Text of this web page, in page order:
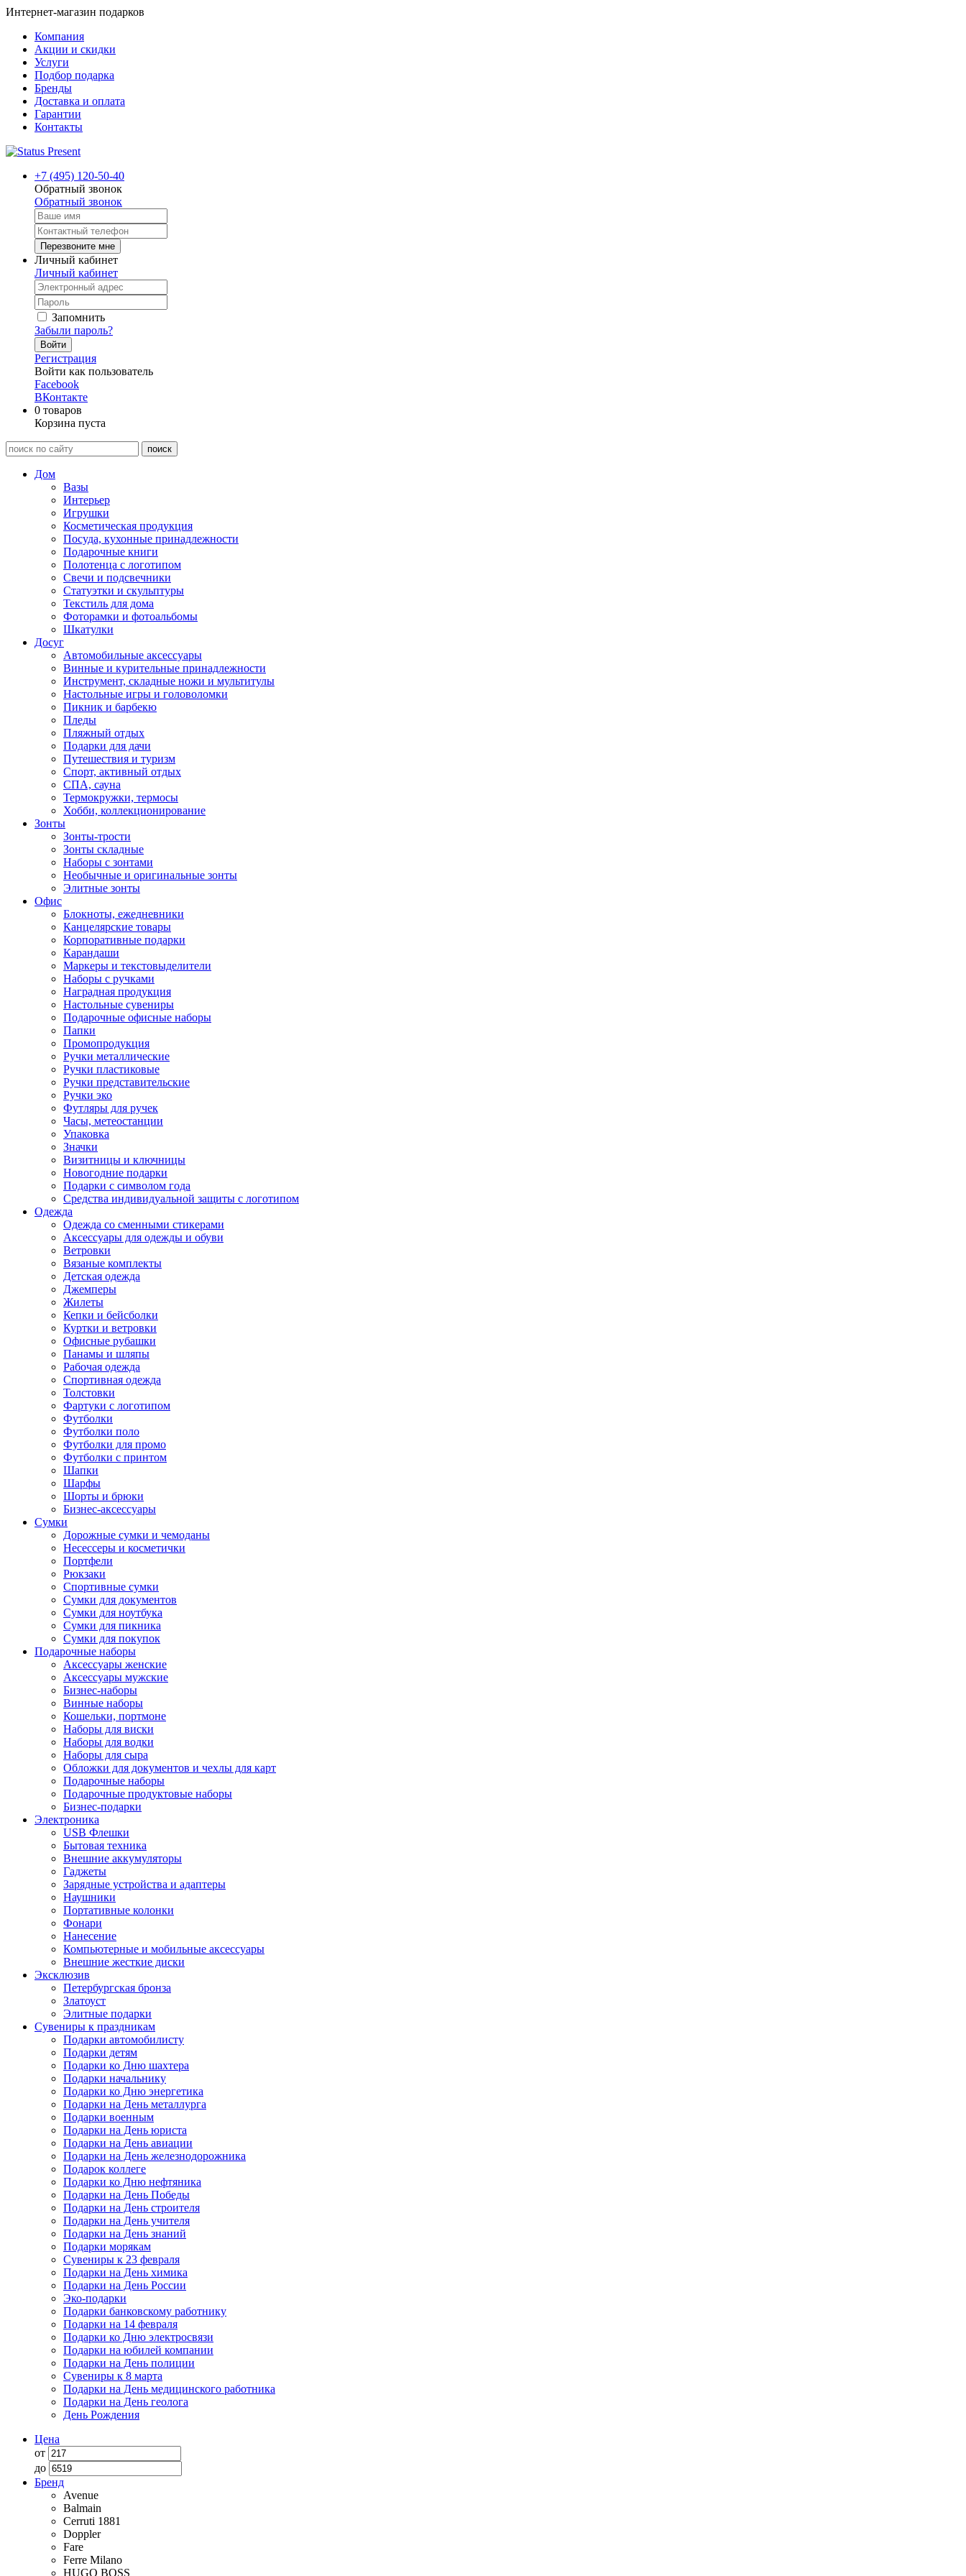
Интернет-магазин подарков
Компания
Акции и скидки
Услуги
Подбор подарка
Бренды
Доставка и оплата
Гарантии
Контакты
+7 (495) 120-50-40
Обратный звонок
Обратный звонок
Перезвоните мне
Личный кабинет
Личный кабинет
Запомнить
Забыли пароль?
Войти
Регистрация
Войти как пользователь
Facebook
ВКонтакте
0 товаров
Корзина пуста
Дом
Вазы
Интерьер
Игрушки
Косметическая продукция
Посуда, кухонные принадлежности
Подарочные книги
Полотенца с логотипом
Свечи и подсвечники
Статуэтки и скульптуры
Текстиль для дома
Фоторамки и фотоальбомы
Шкатулки
Досуг
Автомобильные аксессуары
Винные и курительные принадлежности
Инструмент, складные ножи и мультитулы
Настольные игры и головоломки
Пикник и барбекю
Пледы
Пляжный отдых
Подарки для дачи
Путешествия и туризм
Спорт, активный отдых
СПА, сауна
Термокружки, термосы
Хобби, коллекционирование
Зонты
Зонты-трости
Зонты складные
Наборы с зонтами
Необычные и оригинальные зонты
Элитные зонты
Офис
Блокноты, ежедневники
Канцелярские товары
Корпоративные подарки
Карандаши
Маркеры и текстовыделители
Наборы с ручками
Наградная продукция
Настольные сувениры
Подарочные офисные наборы
Папки
Промопродукция
Ручки металлические
Ручки пластиковые
Ручки представительские
Ручки эко
Футляры для ручек
Часы, метеостанции
Упаковка
Значки
Визитницы и ключницы
Новогодние подарки
Подарки с символом года
Средства индивидуальной защиты с логотипом
Одежда
Одежда со сменными стикерами
Аксессуары для одежды и обуви
Ветровки
Вязаные комплекты
Детская одежда
Джемперы
Жилеты
Кепки и бейсболки
Куртки и ветровки
Офисные рубашки
Панамы и шляпы
Рабочая одежда
Спортивная одежда
Толстовки
Фартуки с логотипом
Футболки
Футболки поло
Футболки для промо
Футболки с принтом
Шапки
Шарфы
Шорты и брюки
Бизнес-аксессуары
Сумки
Дорожные сумки и чемоданы
Несессеры и косметички
Портфели
Рюкзаки
Спортивные сумки
Сумки для документов
Сумки для ноутбука
Сумки для пикника
Сумки для покупок
Подарочные наборы
Аксессуары женские
Аксессуары мужские
Бизнес-наборы
Винные наборы
Кошельки, портмоне
Наборы для виски
Наборы для водки
Наборы для сыра
Обложки для документов и чехлы для карт
Подарочные наборы
Подарочные продуктовые наборы
Бизнес-подарки
Электроника
USB Флешки
Бытовая техника
Внешние аккумуляторы
Гаджеты
Зарядные устройства и адаптеры
Наушники
Портативные колонки
Фонари
Нанесение
Компьютерные и мобильные аксессуары
Внешние жесткие диски
Эксклюзив
Петербургская бронза
Златоуст
Элитные подарки
Сувениры к праздникам
Подарки автомобилисту
Подарки детям
Подарки ко Дню шахтера
Подарки начальнику
Подарки ко Дню энергетика
Подарки на День металлурга
Подарки военным
Подарки на День юриста
Подарки на День авиации
Подарки на День железнодорожника
Подарок коллеге
Подарки ко Дню нефтяника
Подарки на День Победы
Подарки на День строителя
Подарки на День учителя
Подарки на День знаний
Подарки морякам
Сувениры к 23 февраля
Подарки на День химика
Подарки на День России
Эко-подарки
Подарки банковскому работнику
Подарки на 14 февраля
Подарки ко Дню электросвязи
Подарки на юбилей компании
Подарки на День полиции
Сувениры к 8 марта
Подарки на День медицинского работника
Подарки на День геолога
День Рождения
Цена
от
до
Бренд
Avenue
Balmain
Cerruti 1881
Doppler
Fare
Ferre Milano
HUGO BOSS